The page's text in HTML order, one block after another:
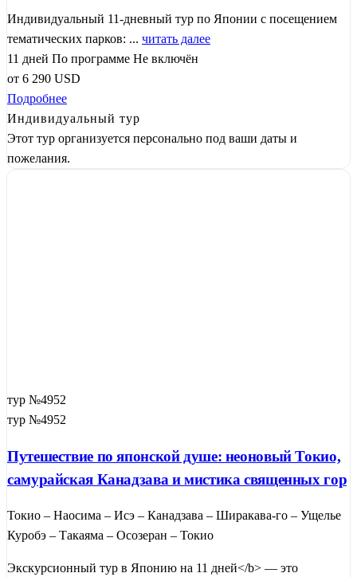
Индивидуальный 11-дневный тур по Японии с посещением
тематических парков: ... читать далее
11 дней По программе Не включён
от 6 290 USD
Подробнее
Индивидуальный тур
Этот тур организуется персонально под ваши даты и
пожелания.
тур №4952
тур №4952
Путешествие по японской душе: неоновый Токио,
самурайская Канадзава и мистика священных гор
Токио – Наосима – Исэ – Канадзава – Ширакава-го – Ущелье
Куробэ – Такаяма – Осозеран – Токио
Экскурсионный тур в Японию на 11 дней</b> — это